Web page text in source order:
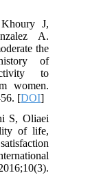
Khoury J,
A.
the
of
to
women.
[DOI
S, Oliaei
of life,